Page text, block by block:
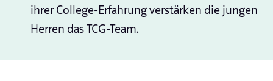
ihrer College-Erfahrung verstärken die jungen
Herren das TCG-Team.